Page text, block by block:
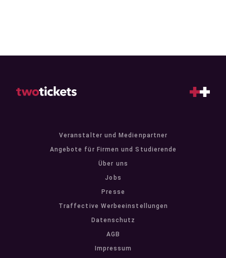
Veranstalter und Medienpartner
Angebote für Firmen und Studierende
Über uns
Jobs
Presse
Traffective Werbeeinstellungen
Datenschutz
AGB
Impressum